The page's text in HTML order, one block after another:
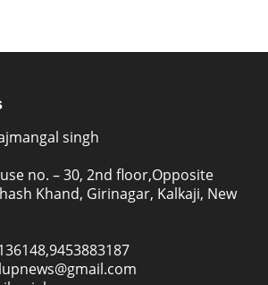
singh
no. – 30, 2nd floor,Opposite
Khand, Girinagar, Kalkaji, New